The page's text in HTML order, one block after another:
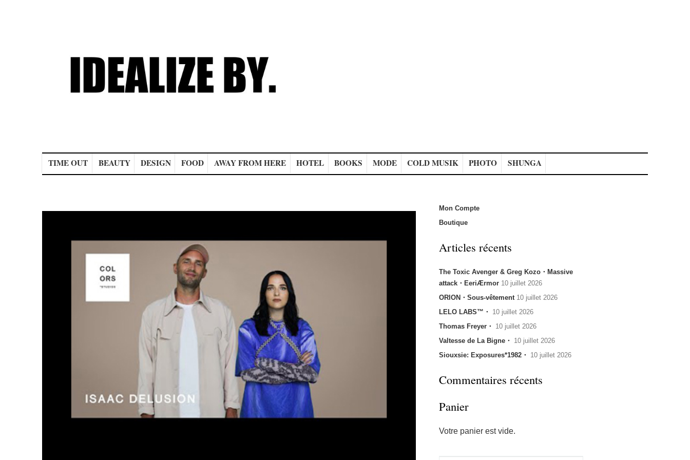
TIME OUT BEAUTY DESIGN FOOD AWAY FROM HERE HOTEL BOOKS MODE COLD MUSIK PHOTO SHUNGA
Mon Compte
Boutique
Articles récents
The Toxic Avenger & Greg Kozo・Massive
attack・EeriÆrmor 10 juillet 2026
ORION・Sous-vêtement 10 juillet 2026
LELO LABS™・ 10 juillet 2026
Thomas Freyer・ 10 juillet 2026
Valtesse de La Bigne・ 10 juillet 2026
Siouxsie: Exposures*1982・ 10 juillet 2026
Commentaires récents
Panier
Votre panier est vide.